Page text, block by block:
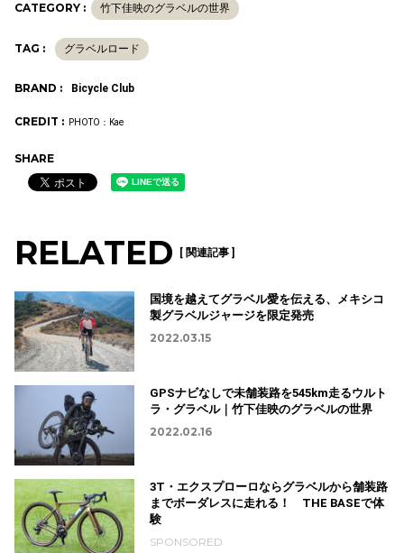
CATEGORY : 竹下佳映のグラベルの世界
TAG : グラベルロード
BRAND : Bicycle Club
CREDIT : PHOTO：Kae
SHARE
RELATED [ 関連記事 ]
国境を越えてグラベル愛を伝える、メキシコ
製グラベルジャージを限定発売
2022.03.15
GPSナビなしで未舗装路を545km走るウルト
ラ・グラベル｜竹下佳映のグラベルの世界
2022.02.16
3T・エクスプローロならグラベルから舗装路
までボーダレスに走れる！ THE BASEで体
験
SPONSORED